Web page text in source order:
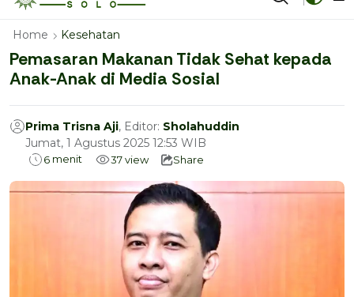
Home Kesehatan
Pemasaran Makanan Tidak Sehat kepada
Anak-Anak di Media Sosial
Prima Trisna Aji, Editor: Sholahuddin
Jumat, 1 Agustus 2025 12:53 WIB
6 menit 37view Share